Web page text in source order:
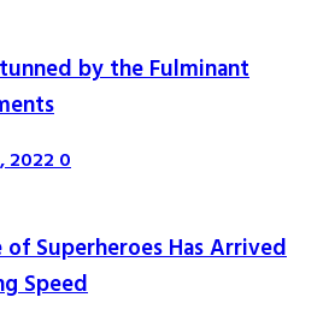
by the Fulminant
20220
Superheroes Has Arrived
Speed